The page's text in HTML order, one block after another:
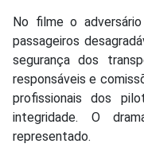
No filme o
passageiros
segurança dos
responsáveis e
profissionais dos
integridade. O
representado.